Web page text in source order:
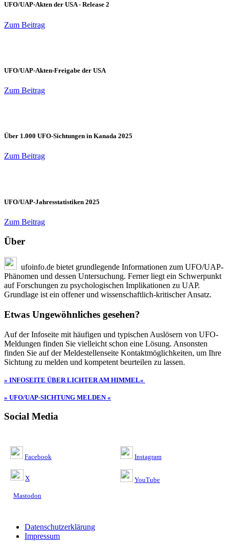
UFO/UAP-Akten der USA - Release 2
Zum Beitrag
UFO/UAP-Akten-Freigabe der USA
Zum Beitrag
Über 1.000 UFO-Sichtungen in Kanada 2025
Zum Beitrag
UFO/UAP-Jahresstatistiken 2025
Zum Beitrag
Über
ufoinfo.de bietet grundlegende Informationen zum UFO/UAP-
Phänomen und dessen Untersuchung. Ferner liegt ein Schwerpunkt
auf Forschungen zu psychologischen Implikationen zu UAP.
Grundlage ist ein offener und wissenschaftlich-kritischer Ansatz.
Etwas Ungewöhnliches gesehen?
Auf der Infoseite mit häufigen und typischen Auslösern von UFO-
Meldungen finden Sie vielleicht schon eine Lösung. Ansonsten
finden Sie auf der Meldestellenseite Kontaktmöglichkeiten, um Ihre
Sichtung zu melden und kompetent beurteilen zu lassen.
» INFOSEITE ÜBER LICHTER AM HIMMEL«
» UFO/UAP-SICHTUNG MELDEN «
Social Media
Facebook
X
Mastodon
Instagram
YouTube
Datenschutzerklärung
Impressum